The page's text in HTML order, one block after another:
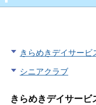
きらめきデイサービ
シニアクラブ
きらめきデイサービ